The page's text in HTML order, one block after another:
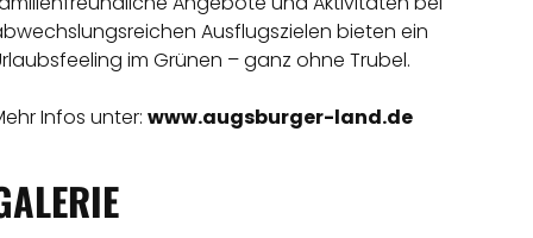
Ausflugszielen bieten ein
im Grünen – ganz ohne Trubel.
Infos unter: www.augsburger-land.de